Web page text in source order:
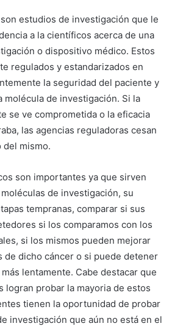
estudios de investigación que le
a la científicos acerca de una
o dispositivo médico. Estos
regulados y estandarizados en
la seguridad del paciente y
molécula de investigación. Si la
se ve comprometida o la eficacia
las agencias reguladoras cesan
del mismo.
son importantes ya que sirven
de investigación, su
tempranas, comparar si sus
si los comparamos con los
si los mismos pueden mejorar
de dicho cáncer o si puede detener
lentamente. Cabe destacar que
logran probar la mayoria de estos
tienen la oportunidad de probar
investigación que aún no está en el